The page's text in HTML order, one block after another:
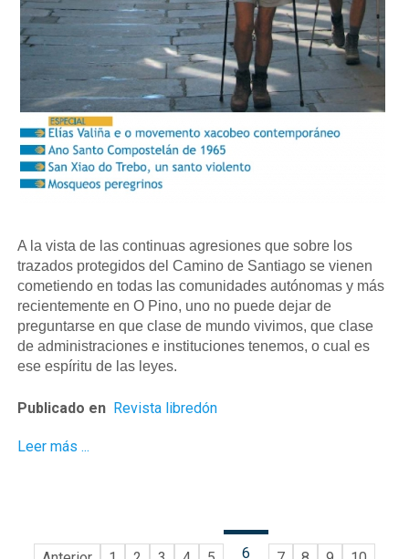
A la vista de las continuas agresiones que sobre los
trazados protegidos del Camino de Santiago se vienen
cometiendo en todas las comunidades autónomas y más
recientemente en O Pino, uno no puede dejar de
preguntarse en que clase de mundo vivimos, que clase
de administraciones e instituciones tenemos, o cual es
ese espíritu de las leyes.
Publicado en Revista libredón
Leer más ...
6